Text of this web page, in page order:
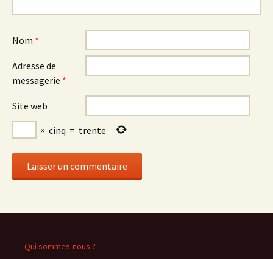
Nom *
Adresse de
messagerie *
Site web
× cinq = trente
Qui sommes-nous ?